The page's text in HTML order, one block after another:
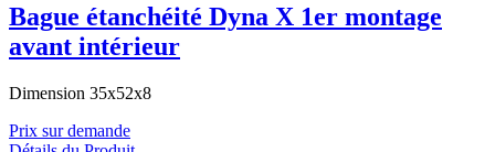
Bague étanchéité Dyna X 1er montage
avant intérieur
Dimension 35x52x8
Prix sur demande